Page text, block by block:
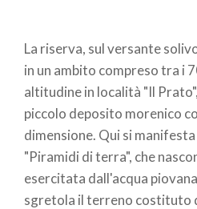
La riserva, sul versante
in un ambito compreso tra i
altitudine in località "Il
piccolo deposito morenico
dimensione. Qui si
"Piramidi di terra", che
esercitata dall'acqua
sgretola il terreno costituto